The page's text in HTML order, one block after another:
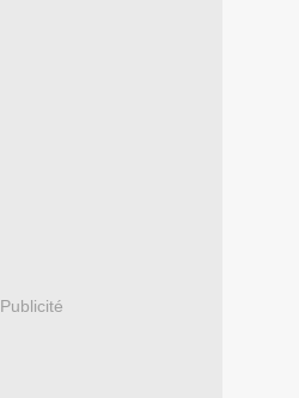
Publicité